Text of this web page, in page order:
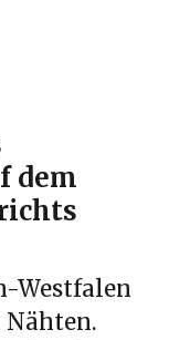
dem
Westfalen